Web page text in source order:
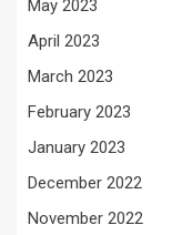
May 2023
April 2023
March 2023
February 2023
January 2023
December 2022
November 2022